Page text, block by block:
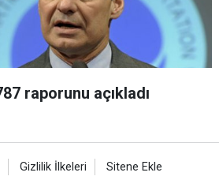
raporunu açıkladı
Gizlilik İlkeleri Sitene Ekle